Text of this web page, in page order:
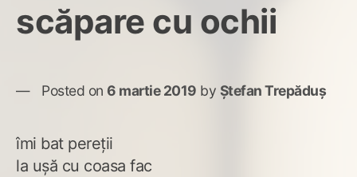
scăpare cu ochii
Posted on 6 martie 2019 by Ștefan Trepăduș
îmi bat pereții
la ușă cu coasa fac